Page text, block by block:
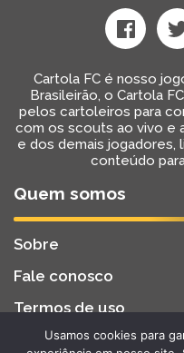
Cartola FC é nosso
Brasileirão, o Cartola
pelos cartoleiros para
com os scouts ao vivo e
e dos demais jogadores,
conteúdo
Quem somos
Sobre
Fale conosco
Termos de uso
Usamos cookies para